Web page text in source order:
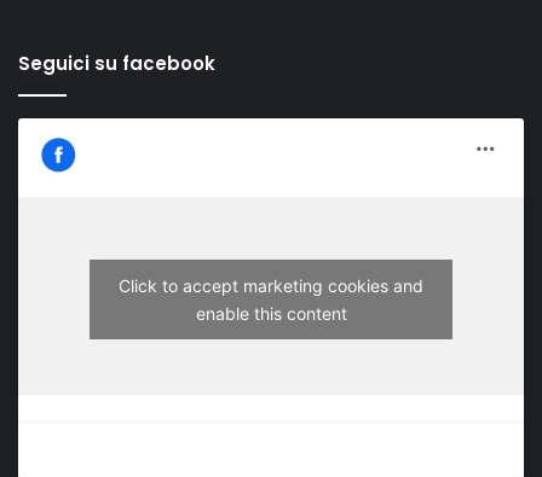
Seguici su facebook
Click to accept marketing cookies and
enable this content